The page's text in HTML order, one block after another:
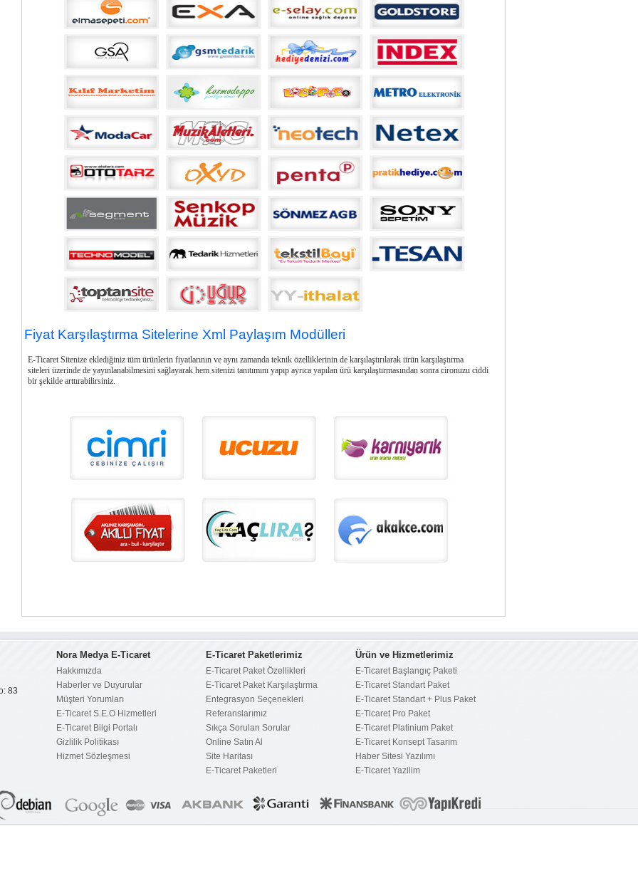
Fiyat Karşılaştırma Sitelerine Xml Paylaşım Modülleri
E-Ticaret Sitenize eklediğiniz tüm ürünlerin fiyatlarının ve aynı zamanda teknik özelliklerinin de karşılaştırılarak ürün karşılaştırma
siteleri üzerinde de yayınlanabilmesini sağlayarak hem sitenizi tanıtımını yapıp ayrıca yapılan ürü karşılaştırmasından sonra cironuzu ciddi
bir şekilde arttırabilirsiniz.
83
Nora Medya E-Ticaret
Hakkımızda
Haberler ve Duyurular
Müşteri Yorumları
E-Ticaret S.E.O Hizmetleri
E-Ticaret Bilgi Portalı
Gizlilik Politikası
Hizmet Sözleşmesi
E-Ticaret Paketlerimiz
E-Ticaret Paket Özellikleri
E-Ticaret Paket Karşılaştırma
Entegrasyon Seçenekleri
Referanslarımız
Sıkça Sorulan Sorular
Online Satın Al
Site Haritası
E-Ticaret Paketleri
Ürün ve Hizmetlerimiz
E-Ticaret Başlangıç Paketi
E-Ticaret Standart Paket
E-Ticaret Standart + Plus Paket
E-Ticaret Pro Paket
E-Ticaret Platinium Paket
E-Ticaret Konsept Tasarım
Haber Sitesi Yazılımı
E-Ticaret Yazilim